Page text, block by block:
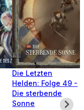
Die Letzten
Helden: Folge 49 -
Die sterbende
Sonne